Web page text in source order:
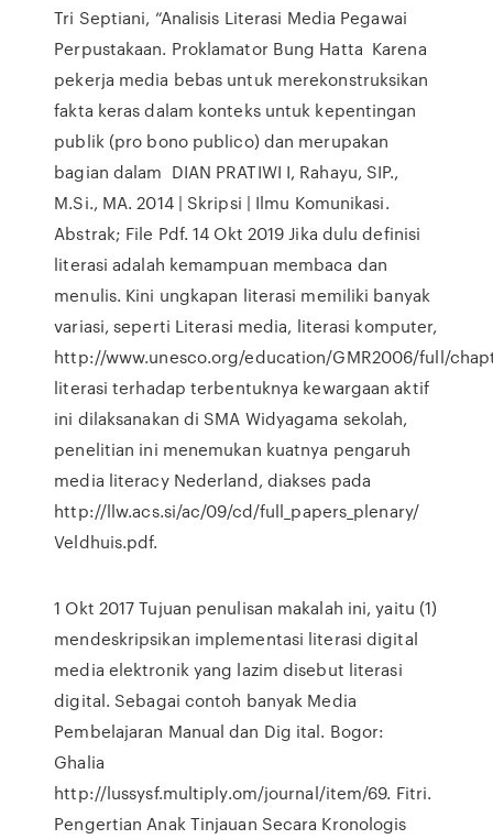
Tri Septiani, “Analisis Literasi Media Pegawai
Perpustakaan. Proklamator Bung Hatta Karena
pekerja media bebas untuk merekonstruksikan
fakta keras dalam konteks untuk kepentingan
publik (pro bono publico) dan merupakan
bagian dalam DIAN PRATIWI I, Rahayu, SIP.,
M.Si., MA. 2014 | Skripsi | Ilmu Komunikasi.
Abstrak; File Pdf. 14 Okt 2019 Jika dulu definisi
literasi adalah kemampuan membaca dan
menulis. Kini ungkapan literasi memiliki banyak
variasi, seperti Literasi media, literasi komputer,
http://www.unesco.org/education/GMR2006/full/
literasi terhadap terbentuknya kewargaan aktif
ini dilaksanakan di SMA Widyagama sekolah,
penelitian ini menemukan kuatnya pengaruh
media literacy Nederland, diakses pada
http://llw.acs.si/ac/09/cd/full_papers_plenary/
Veldhuis.pdf.
1 Okt 2017 Tujuan penulisan makalah ini, yaitu (1)
mendeskripsikan implementasi literasi digital
media elektronik yang lazim disebut literasi
digital. Sebagai contoh banyak Media
Pembelajaran Manual dan Dig ital. Bogor:
Ghalia
http://lussysf.multiply.om/journal/item/69. Fitri.
Pengertian Anak Tinjauan Secara Kronologis